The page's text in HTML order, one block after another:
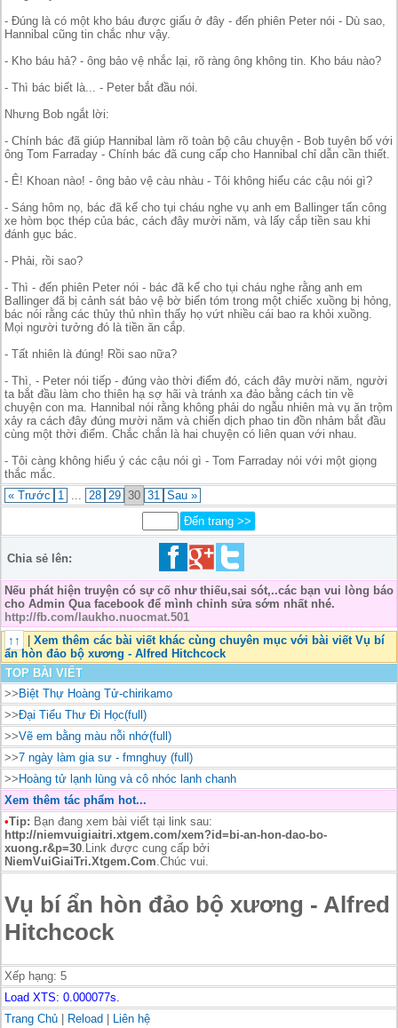
- Đúng là có một kho báu được giấu ở đây - đến phiên Peter nói - Dù sao,
Hannibal cũng tin chắc như vậy.
- Kho báu hả? - ông bảo vệ nhắc lại, rõ ràng ông không tin. Kho báu nào?
- Thì bác biết là... - Peter bắt đầu nói.
Nhưng Bob ngắt lời:
- Chính bác đã giúp Hannibal làm rõ toàn bộ câu chuyện - Bob tuyên bố với
ông Tom Farraday - Chính bác đã cung cấp cho Hannibal chỉ dẫn cần thiết.
- Ê! Khoan nào! - ông bảo vệ càu nhàu - Tôi không hiểu các cậu nói gì?
- Sáng hôm nọ, bác đã kể cho tụi cháu nghe vụ anh em Ballinger tấn công
xe hòm bọc thép của bác, cách đây mười năm, và lấy cắp tiền sau khi
đánh gục bác.
- Phải, rồi sao?
- Thì - đến phiên Peter nói - bác đã kể cho tụi cháu nghe rằng anh em
Ballinger đã bị cảnh sát bảo vệ bờ biển tóm trong một chiếc xuồng bị hỏng,
bác nói rằng các thủy thủ nhìn thấy họ vứt nhiều cái bao ra khỏi xuồng.
Mọi người tưởng đó là tiền ăn cắp.
- Tất nhiên là đúng! Rồi sao nữa?
- Thì, - Peter nói tiếp - đúng vào thời điểm đó, cách đây mười năm, người
ta bắt đầu làm cho thiên hạ sợ hãi và tránh xa đảo bằng cách tin về
chuyện con ma. Hannibal nói rằng không phải do ngẫu nhiên mà vụ ăn trộm
xảy ra cách đây đúng mười năm và chiến dịch phao tin đồn nhảm bắt đầu
cùng một thời điểm. Chắc chắn là hai chuyện có liên quan với nhau.
- Tôi càng không hiểu ý các cậu nói gì - Tom Farraday nói với một giọng
thắc mắc.
« Trước
1 28 29 30 31 Sau »
Chia sẻ lên:
Nếu phát hiện truyện có sự cố như thiếu,sai sót,..các bạn vui lòng báo
cho Admin Qua facebook để mình chỉnh sửa sớm nhất nhé.
http://fb.com/laukho.nuocmat.501
↑↑
| Xem thêm các bài viết khác cùng chuyên mục với bài viết Vụ bí
ẩn hòn đảo bộ xương - Alfred Hitchcock
TOP BÀI VIẾT
>>Biệt Thự Hoàng Tử-chirikamo
>>Đại Tiểu Thư Đi Học(full)
>>Vẽ em bằng màu nỗi nhớ(full)
>>7 ngày làm gia sư - fmnghuy (full)
>>Hoàng tử lạnh lùng và cô nhóc lanh chanh
Xem thêm tác phẩm hot...
•Tip: Bạn đang xem bài viết tại link sau:
http://niemvuigiaitri.xtgem.com/xem?id=bi-an-hon-dao-bo-
xuong.r&p=30 .Link được cung cấp bởi
NiemVuiGiaiTri.Xtgem.Com .Chúc vui.
Vụ bí ẩn hòn đảo bộ xương - Alfred
Hitchcock
Xếp hạng: 5
Load XTS: 0.000077s.
Trang Chủ
Reload Liên hệ